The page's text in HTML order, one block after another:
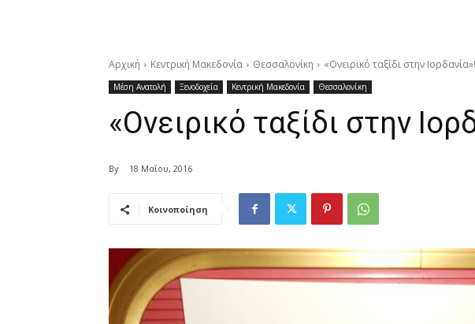
Αρχική Κεντρική Μακεδονία Θεσσαλονίκη «Ονειρικό ταξίδι στην Ιορδανία»!
Μέση Ανατολή Ξενοδοχεία Κεντρική Μακεδονία Θεσσαλονίκη
«Ονειρικό ταξίδι στην
By 18 Μαΐου, 2016
Κοινοποίηση